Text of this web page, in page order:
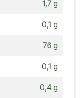
1,7 g
0,1 g
76 g
0,1 g
0,4 g